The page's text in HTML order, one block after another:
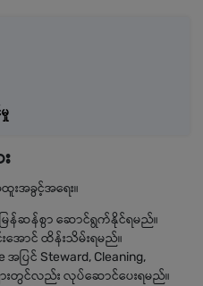
းအခွင့်အရေး။
မြန်ဆန်စွာ ဆောင်ရွက်နိုင်ရမည်။
းအောင် ထိန်းသိမ်းရမည်။
ပြင် Steward, Cleaning,
းတွင်လည်း လုပ်ဆောင်ပေးရမည်။